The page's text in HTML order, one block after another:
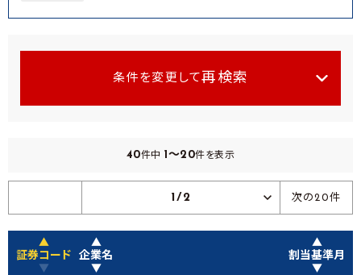
条件を変更して 再検索
40件中 1～20件を表示
1/2 次の20件
▲
証券コード
▼
▲
企業名
▼
▲
割当基準月
▼